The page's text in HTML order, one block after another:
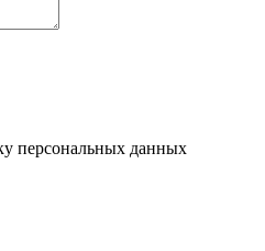
персональных данных